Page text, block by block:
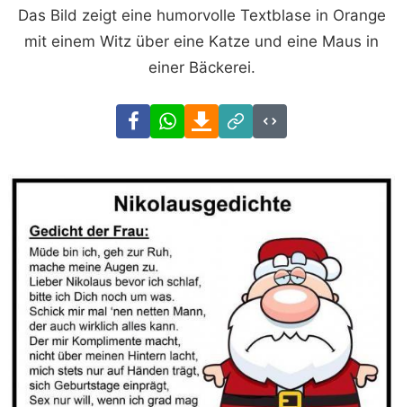
Das Bild zeigt eine humorvolle Textblase in Orange
mit einem Witz über eine Katze und eine Maus in
einer Bäckerei.
FacebookWhatsAppDownload
Link
Code